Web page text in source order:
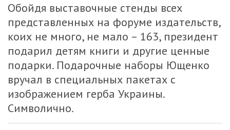
Обойдя выставочные стенды всех
представленных на форуме издательств,
коих не много, не мало – 163, президент
подарил детям книги и другие ценные
подарки. Подарочные наборы Ющенко
вручал в специальных пакетах с
изображением герба Украины.
Символично.